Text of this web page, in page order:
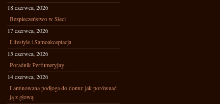
18 czerwca, 2026
Bezpieczeństwo w Sieci
17 czerwca, 2026
Lifestyle i Samoakceptacja
15 czerwca, 2026
Poradnik Perfumeryjny
14 czerwca, 2026
Laminowana podłoga do domu: jak porównać
ją z głową